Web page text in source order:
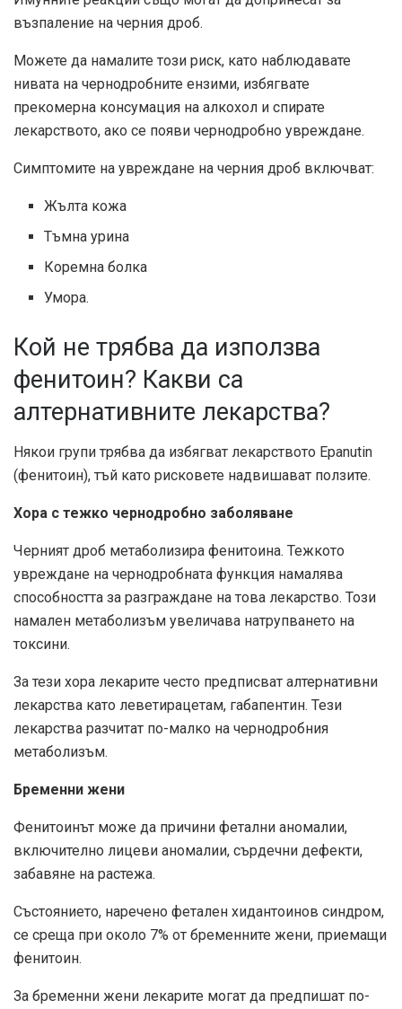
възпаление на черния дроб.
Можете да намалите този риск, като наблюдавате
нивата на чернодробните ензими, избягвате
прекомерна консумация на алкохол и спирате
лекарството, ако се появи чернодробно увреждане.
Симптомите на увреждане на черния дроб включват:
Жълта кожа
Тъмна урина
Коремна болка
Умора.
Кой не трябва да използва
фенитоин? Какви са
алтернативните лекарства?
Някои групи трябва да избягват лекарството Epanutin
(фенитоин), тъй като рисковете надвишават ползите.
Хора с тежко чернодробно заболяване
Черният дроб метаболизира фенитоина. Тежкото
увреждане на чернодробната функция намалява
способността за разграждане на това лекарство. Този
намален метаболизъм увеличава натрупването на
токсини.
За тези хора лекарите често предписват алтернативни
лекарства като леветирацетам, габапентин. Тези
лекарства разчитат по-малко на чернодробния
метаболизъм.
Бременни жени
Фенитоинът може да причини фетални аномалии,
включително лицеви аномалии, сърдечни дефекти,
забавяне на растежа.
Състоянието, наречено фетален хидантоинов синдром,
се среща при около 7% от бременните жени, приемащи
фенитоин.
За бременни жени лекарите могат да предпишат по-